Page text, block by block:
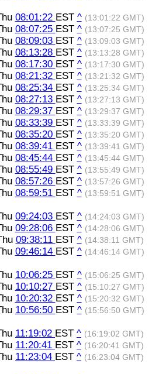
08:01:22 EST ^ (13:01:22 GMT)
08:07:25 EST ^ (13:07:25 GMT)
08:09:03 EST ^ (13:09:03 GMT)
08:13:28 EST ^ (13:13:28 GMT)
08:17:30 EST ^ (13:17:30 GMT)
08:21:32 EST ^ (13:21:32 GMT)
08:25:34 EST ^ (13:25:34 GMT)
08:27:13 EST ^ (13:27:13 GMT)
08:29:37 EST ^ (13:29:37 GMT)
08:33:39 EST ^ (13:33:39 GMT)
08:35:20 EST ^ (13:35:20 GMT)
08:39:41 EST ^ (13:39:41 GMT)
08:45:44 EST ^ (13:45:44 GMT)
08:55:49 EST ^ (13:55:49 GMT)
08:57:26 EST ^ (13:57:26 GMT)
08:59:51 EST ^ (13:59:51 GMT)
09:24:03 EST ^ (14:24:03 GMT)
09:28:06 EST ^ (14:28:06 GMT)
09:38:11 EST ^ (14:38:11 GMT)
09:46:14 EST ^ (14:46:14 GMT)
10:06:25 EST ^ (15:06:25 GMT)
10:10:27 EST ^ (15:10:27 GMT)
10:20:32 EST ^ (15:20:32 GMT)
10:56:50 EST ^ (15:56:50 GMT)
11:19:02 EST ^ (16:19:02 GMT)
11:20:41 EST ^ (16:20:41 GMT)
11:23:04 EST ^ (16:23:04 GMT)